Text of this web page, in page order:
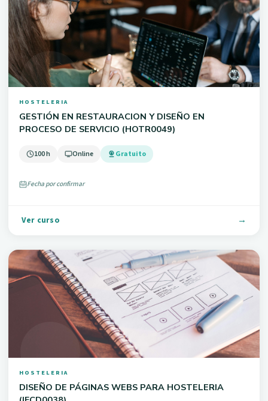
HOSTELERIA
GESTIÓN EN RESTAURACION Y DISEÑO EN
PROCESO DE SERVICIO (HOTR0049)
100 h Online Gratuito
Fecha por confirmar
Ver curso
HOSTELERIA
DISEÑO DE PÁGINAS WEBS PARA HOSTELERIA